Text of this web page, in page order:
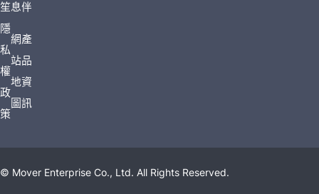
笙息伴
隱
私
權
政
策
網
站
地
圖
產
品
資
訊
© Mover Enterprise Co., Ltd. All Rights Reserved.